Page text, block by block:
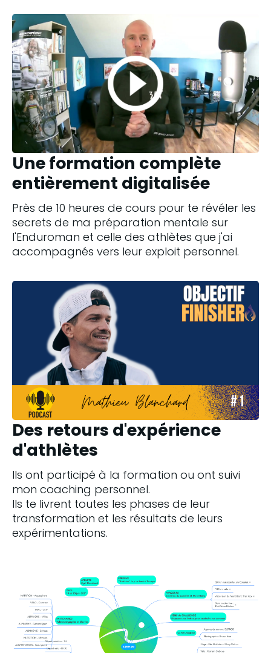
Une formation complète
entièrement digitalisée
Près de 10 heures de cours pour te révéler les
secrets de ma préparation mentale sur
l'Enduroman et celle des athlètes que j'ai
accompagnés vers leur exploit personnel.
Des retours d'expérience
d'athlètes
Ils ont participé à la formation ou ont suivi
mon coaching personnel.
Ils te livrent toutes les phases de leur
transformation et les résultats de leurs
expérimentations.